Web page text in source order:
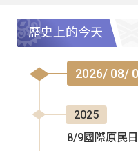
歷史上的今天
2026/ 08/
2025
8/9國際原民